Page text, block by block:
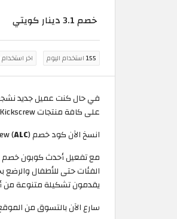
خصم 3.1 دينار كويتي
155استخدام اليوم اخر
في حال كنت عميل جديد نشجعك
على كافة منتجات Kickscrew، بينما لو كنت عميل سابق فستحصل على خصم بقيمة 1.6 دينار كويتي.
انسخ الآن كود خصم Kickscrew ( ALC) وألصقه في الحقل المخصص قبل عملية الدفع لتكون من أوائل المستفيدين من منتجات كيكس كرو بسعر مغري.
الفئات حتى للأطفال والرضع
يقدمون تشكيلة متنوعة من
سارع الآن بالتسوق من